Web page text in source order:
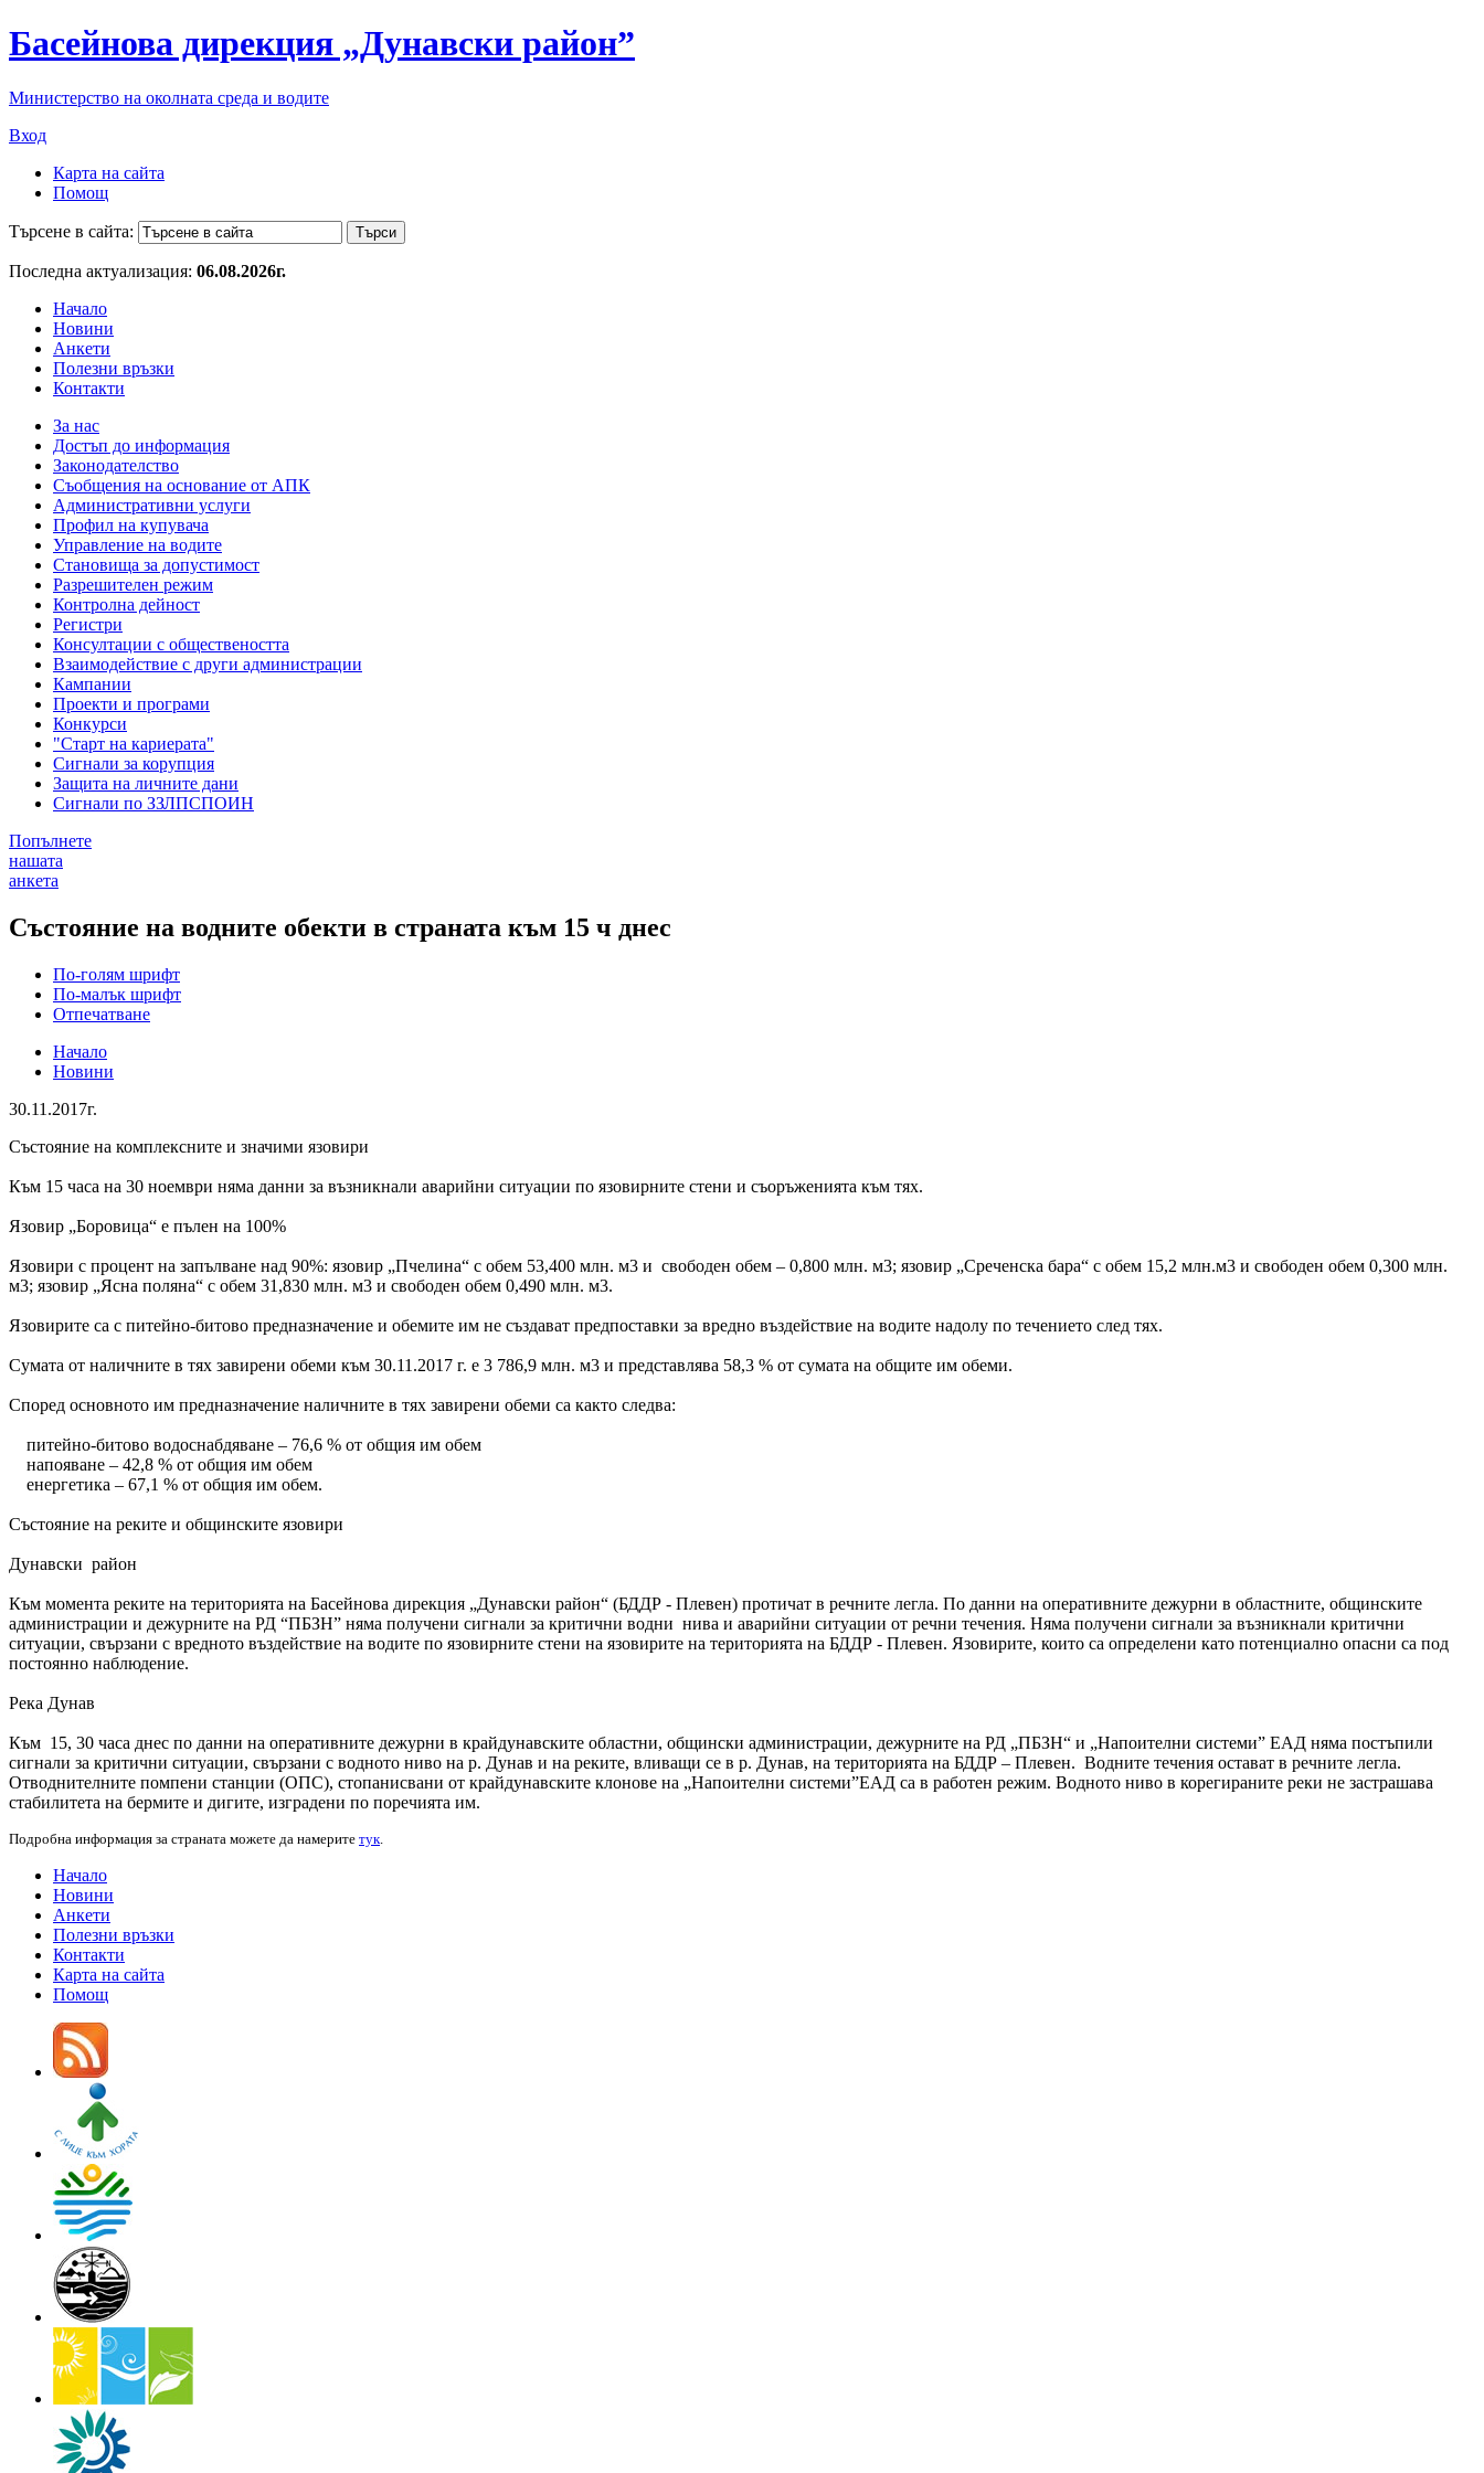
Басейнова дирекция „Дунавски район”
Министерство на околната среда и водите
Вход
Карта на сайта
Помощ
Търсене в сайта:
Последна актуализация: 06.08.2026г.
Начало
Новини
Анкети
Полезни връзки
Контакти
За нас
Достъп до информация
Законодателство
Съобщения на основание от АПК
Административни услуги
Профил на купувача
Управление на водите
Становища за допустимост
Разрешителен режим
Контролна дейност
Регистри
Консултации с обществеността
Взаимодействие с други администрации
Кампании
Проекти и програми
Конкурси
"Старт на кариерата"
Сигнали за корупция
Защита на личните дани
Сигнали по ЗЗЛПСПОИН
Попълнете
нашата
анкета
Състояние на водните обекти в страната към 15 ч днес
По-голям шрифт
По-малък шрифт
Отпечатване
Начало
Новини
30.11.2017г.
Състояние на комплексните и значими язовири
Към 15 часа на 30 ноември няма данни за възникнали аварийни ситуации по язовирните стени и съоръженията към тях.
Язовир „Боровица“ е пълен на 100%
Язовири с процент на запълване над 90%: язовир „Пчелина“ с обем 53,400 млн. м3 и свободен обем – 0,800 млн. м3; язовир „Среченска бара“ с обем 15,2 млн.м3 и свободен обем 0,300 млн.
м3; язовир „Ясна поляна“ с обем 31,830 млн. м3 и свободен обем 0,490 млн. м3.
Язовирите са с питейно-битово предназначение и обемите им не създават предпоставки за вредно въздействие на водите надолу по течението след тях.
Сумата от наличните в тях завирени обеми към 30.11.2017 г. е 3 786,9 млн. м3 и представлява 58,3 % от сумата на общите им обеми.
Според основното им предназначение наличните в тях завирени обеми са както следва:
питейно-битово водоснабдяване – 76,6 % от общия им обем
напояване – 42,8 % от общия им обем
енергетика – 67,1 % от общия им обем.
Състояние на реките и общинските язовири
Дунавски район
Към момента реките на територията на Басейнова дирекция „Дунавски район“ (БДДР - Плевен) протичат в речните легла. По данни на оперативните дежурни в областните, общинските
администрации и дежурните на РД “ПБЗН” няма получени сигнали за критични водни нива и аварийни ситуации от речни течения. Няма получени сигнали за възникнали критични
ситуации, свързани с вредното въздействие на водите по язовирните стени на язовирите на територията на БДДР - Плевен. Язовирите, които са определени като потенциално опасни са под
постоянно наблюдение.
Река Дунав
Към 15, 30 часа днес по данни на оперативните дежурни в крайдунавските областни, общински администрации, дежурните на РД „ПБЗН“ и „Напоителни системи” ЕАД няма постъпили
сигнали за критични ситуации, свързани с водното ниво на р. Дунав и на реките, вливащи се в р. Дунав, на територията на БДДР – Плевен. Водните течения остават в речните легла.
Отводнителните помпени станции (ОПС), стопанисвани от крайдунавските клонове на „Напоителни системи”ЕАД са в работен режим. Водното ниво в корегираните реки не застрашава
стабилитета на бермите и дигите, изградени по поречията им.
Подробна информация за страната можете да намерите тук
Начало
Новини
Анкети
Полезни връзки
Контакти
Карта на сайта
Помощ